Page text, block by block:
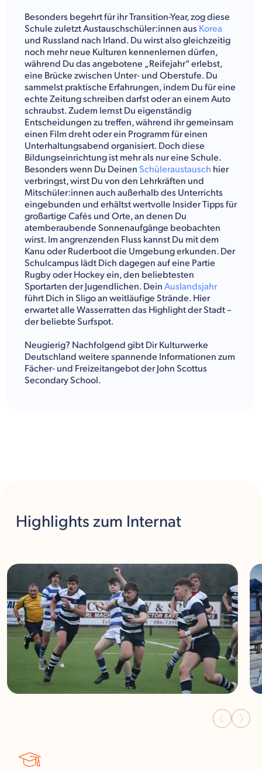
Besonders begehrt für ihr Transition-Year, zog diese
Schule zuletzt Austauschschüler:innen aus Korea
und Russland nach Irland. Du wirst also gleichzeitig
noch mehr neue Kulturen kennenlernen dürfen,
während Du das angebotene „Reifejahr“ erlebst,
eine Brücke zwischen Unter- und Oberstufe. Du
sammelst praktische Erfahrungen, indem Du für eine
echte Zeitung schreiben darfst oder an einem Auto
schraubst. Zudem lernst Du eigenständig
Entscheidungen zu treffen, während ihr gemeinsam
einen Film dreht oder ein Programm für einen
Unterhaltungsabend organisiert. Doch diese
Bildungseinrichtung ist mehr als nur eine Schule.
Besonders wenn Du Deinen Schüleraustausch hier
verbringst, wirst Du von den Lehrkräften und
Mitschüler:innen auch außerhalb des Unterrichts
eingebunden und erhältst wertvolle Insider Tipps für
großartige Cafés und Orte, an denen Du
atemberaubende Sonnenaufgänge beobachten
wirst. Im angrenzenden Fluss kannst Du mit dem
Kanu oder Ruderboot die Umgebung erkunden. Der
Schulcampus lädt Dich dagegen auf eine Partie
Rugby oder Hockey ein, den beliebtesten
Sportarten der Jugendlichen. Dein Auslandsjahr
führt Dich in Sligo an weitläufige Strände. Hier
erwartet alle Wasserratten das Highlight der Stadt –
der beliebte Surfspot.
Neugierig? Nachfolgend gibt Dir Kulturwerke
Deutschland weitere spannende Informationen zum
Fächer- und Freizeitangebot der John Scottus
Secondary School.
Highlights zum Internat